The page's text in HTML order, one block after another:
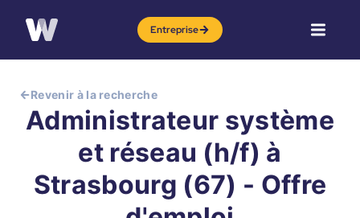
Entreprise
Revenir à la recherche
Administrateur système
et réseau (h/f) à
Strasbourg (67) - Offre